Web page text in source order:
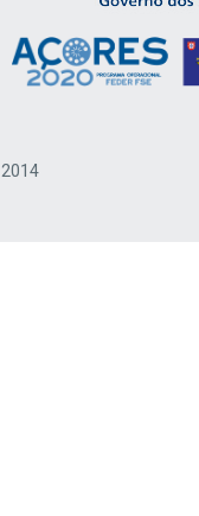
2014